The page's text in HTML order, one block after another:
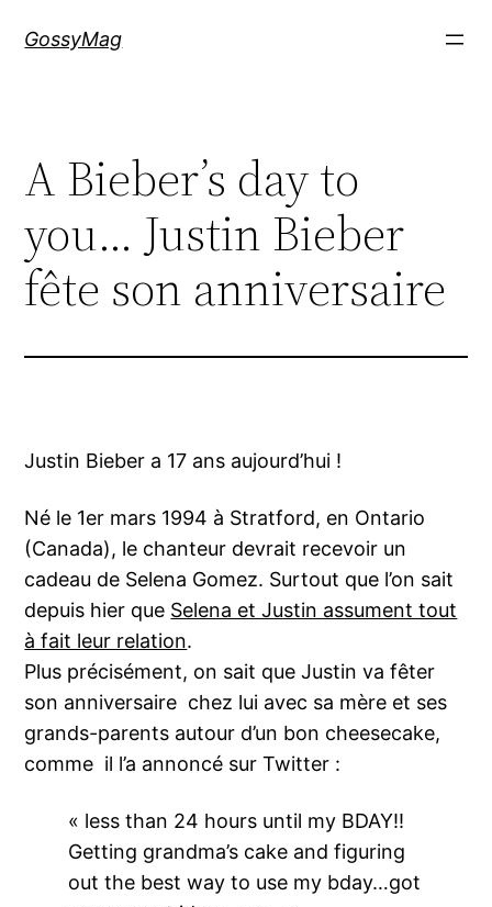
GossyMag
A Bieber’s day to
you… Justin Bieber
fête son anniversaire
Justin Bieber a 17 ans aujourd’hui !
Né le 1er mars 1994 à Stratford, en Ontario
(Canada), le chanteur devrait recevoir un
cadeau de Selena Gomez. Surtout que l’on sait
depuis hier que Selena et Justin assument tout
à fait leur relation.
Plus précisément, on sait que Justin va fêter
son anniversaire chez lui avec sa mère et ses
grands-parents autour d’un bon cheesecake,
comme il l’a annoncé sur Twitter :
« less than 24 hours until my BDAY!!
Getting grandma’s cake and figuring
out the best way to use my bday…got